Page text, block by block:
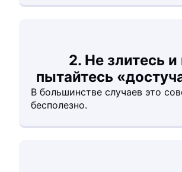
2. Не злитесь и
пытайтесь
В большинстве случаев это
бесполезно.